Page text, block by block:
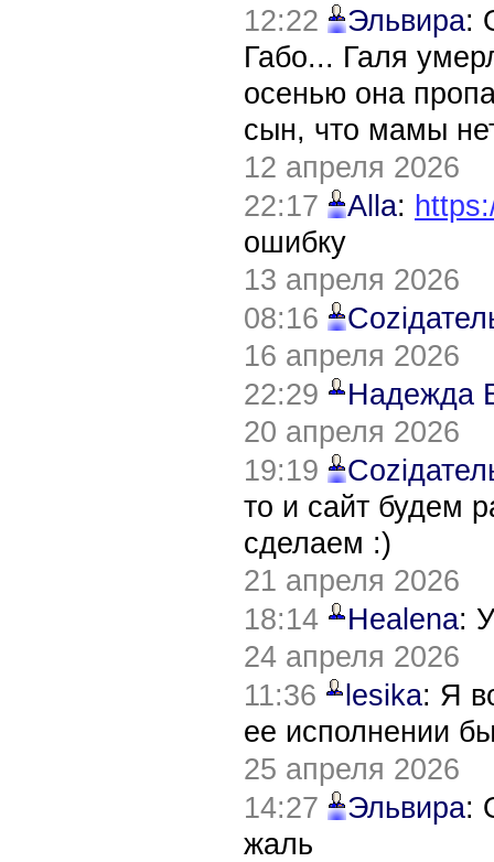
12:22
Эльвира:
Габо... Галя
осенью она
сын, что мамы
12 апреля 2026
22:17
Alla:
ошибку
13 апреля 2026
08:16
16 апреля 2026
22:29
Надежда
20 апреля 2026
19:19
то и сайт будем
сделаем :)
21 апреля 2026
18:14
Healena:
24 апреля 2026
11:36
lesika: Я
ее исполнении
25 апреля 2026
14:27
Эльвира:
жаль